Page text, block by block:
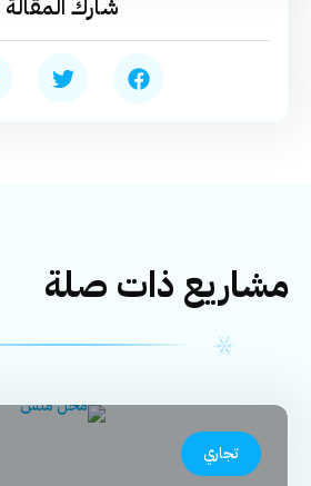
شارك المقالة
مشاريع ذات صلة
تجاري